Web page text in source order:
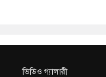
ভিডিও গ্যালারী